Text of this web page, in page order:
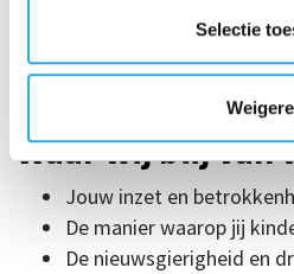
Selectie
Een team dat elkaar
Vertrouwen, autonomie
Werken op een school die
Waar wij blij van
Jouw inzet en
De manier waarop jij
De nieuwsgierigheid en